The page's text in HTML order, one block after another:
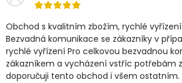
Obchod s kvalitním zbožím, rychlé
Bezvadná komunikace se zákazníky v
rychlé vyřízení Pro celkovou bezvadnou
zákazníkem a vycházení vstříc potřebám
doporučuji tento obchod i všem ostatním.